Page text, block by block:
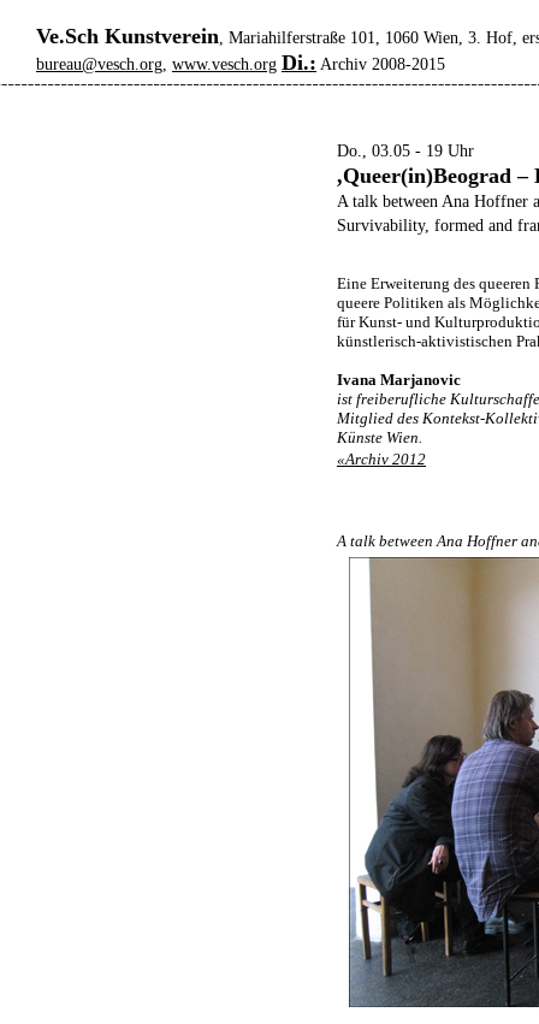
Ve.Sch Kunstverein, Mariahilferstraße 101, 1060 Wien, 3. Hof,
bureau@vesch.org, www.vesch.org Di.: Archiv 2008-2015
Do., 03.05 - 19 Uhr
,Queer(in)Beograd –
A talk between Ana Hoffner
Survivability, formed and
Eine Erweiterung des queeren
queere Politiken als
für Kunst- und
künstlerisch-aktivistischen
Ivana Marjanovic
ist freiberufliche
Mitglied des Kontekst-
Künste Wien.
«Archiv 2012
A talk between Ana Hoffner